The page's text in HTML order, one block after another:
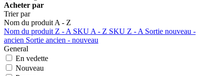
Acheter par
Trier par
Nom du produit A - Z
Nom du produit Z - A SKU A - Z SKU Z - A Sortie nouveau -
ancien Sortie ancien - nouveau
General
En vedette
Nouveau